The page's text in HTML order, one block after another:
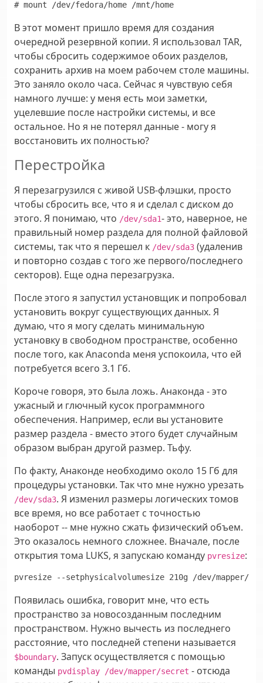
# mount /dev/fedora/home /mnt/home
В этот момент пришло время для создания
очередной резервной копии. Я использовал TAR,
чтобы сбросить содержимое обоих разделов,
сохранить архив на моем рабочем столе машины.
Это заняло около часа. Сейчас я чувствую себя
намного лучше: у меня есть мои заметки,
уцелевшие после настройки системы, и все
остальное. Но я не потерял данные - могу я
восстановить их полностью?
Перестройка
Я перезагрузился с живой USB-флэшки, просто
чтобы сбросить все, что я и сделал с диском до
этого. Я понимаю, что /dev/sda1- это, наверное, не
правильный номер раздела для полной файловой
системы, так что я перешел к /dev/sda3 (удаленив
и повторно создав с того же первого/последнего
секторов). Еще одна перезагрузка.
После этого я запустил установщик и попробовал
установить вокруг существующих данных. Я
думаю, что я могу сделать минимальную
установку в свободном пространстве, особенно
после того, как Anaconda меня успокоила, что ей
потребуется всего 3.1 Гб.
Короче говоря, это была ложь. Анаконда - это
ужасный и глючный кусок программного
обеспечения. Например, если вы установите
размер раздела - вместо этого будет случайным
образом выбран другой размер. Тьфу.
По факту, Анаконде необходимо около 15 Гб для
процедуры установки. Так что мне нужно урезать
/dev/sda3. Я изменил размеры логических томов
все время, но все работает с точностью
наоборот -- мне нужно сжать физический объем.
Это оказалось немного сложнее. Вначале, после
открытия тома LUKS, я запускаю команду pvresize:
pvresize --setphysicalvolumesize 210g /dev/mapper/
Появилась ошибка, говорит мне, что есть
пространство за новосозданным последним
пространством. Нужно вычесть из последнего
расстояние, что последней степени называется
$boundary. Запуск осуществляется с помощью
команды pvdisplay /dev/mapper/secret - отсюда